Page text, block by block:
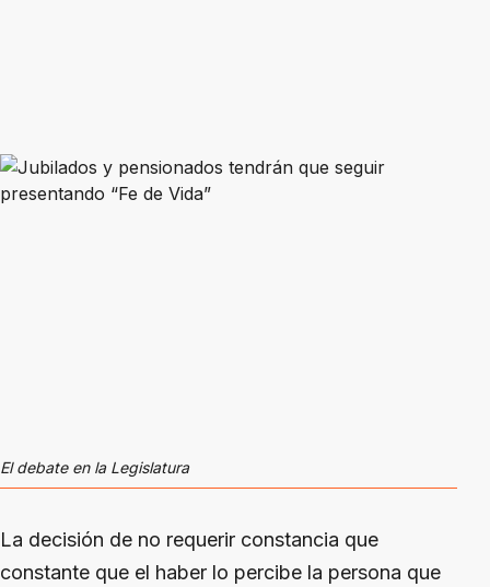
El debate en la Legislatura
La decisión de no requerir constancia que
constante que el haber lo percibe la persona que